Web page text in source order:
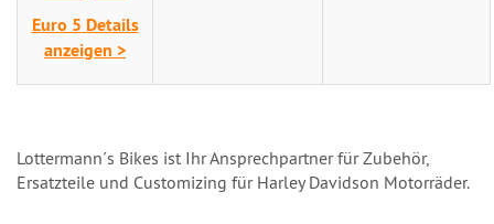
Euro 5 Details
anzeigen >
Lottermann´s Bikes ist Ihr Ansprechpartner für Zubehör,
Ersatzteile und Customizing für Harley Davidson Motorräder.